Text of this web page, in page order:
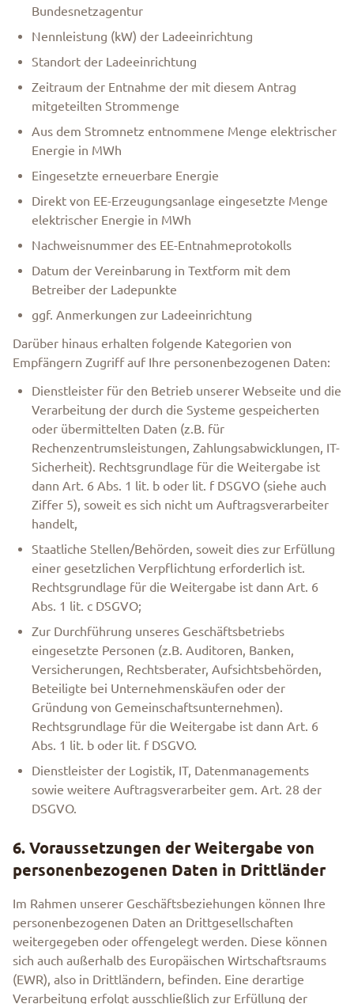
Bundesnetzagentur
Nennleistung (kW) der Ladeeinrichtung
Standort der Ladeeinrichtung
Zeitraum der Entnahme der mit diesem Antrag
mitgeteilten Strommenge
Aus dem Stromnetz entnommene Menge elektrischer
Energie in MWh
Eingesetzte erneuerbare Energie
Direkt von EE-Erzeugungsanlage eingesetzte Menge
elektrischer Energie in MWh
Nachweisnummer des EE-Entnahmeprotokolls
Datum der Vereinbarung in Textform mit dem
Betreiber der Ladepunkte
ggf. Anmerkungen zur Ladeeinrichtung
Darüber hinaus erhalten folgende Kategorien von
Empfängern Zugriff auf Ihre personenbezogenen Daten:
Dienstleister für den Betrieb unserer Webseite und die
Verarbeitung der durch die Systeme gespeicherten
oder übermittelten Daten (z.B. für
Rechenzentrumsleistungen, Zahlungsabwicklungen, IT-
Sicherheit). Rechtsgrundlage für die Weitergabe ist
dann Art. 6 Abs. 1 lit. b oder lit. f DSGVO (siehe auch
Ziffer 5), soweit es sich nicht um Auftragsverarbeiter
handelt,
Staatliche Stellen/Behörden, soweit dies zur Erfüllung
einer gesetzlichen Verpflichtung erforderlich ist.
Rechtsgrundlage für die Weitergabe ist dann Art. 6
Abs. 1 lit. c DSGVO;
Zur Durchführung unseres Geschäftsbetriebs
eingesetzte Personen (z.B. Auditoren, Banken,
Versicherungen, Rechtsberater, Aufsichtsbehörden,
Beteiligte bei Unternehmenskäufen oder der
Gründung von Gemeinschaftsunternehmen).
Rechtsgrundlage für die Weitergabe ist dann Art. 6
Abs. 1 lit. b oder lit. f DSGVO.
Dienstleister der Logistik, IT, Datenmanagements
sowie weitere Auftragsverarbeiter gem. Art. 28 der
DSGVO.
6. Voraussetzungen der Weitergabe von
personenbezogenen Daten in Drittländer
Im Rahmen unserer Geschäftsbeziehungen können Ihre
personenbezogenen Daten an Drittgesellschaften
weitergegeben oder offengelegt werden. Diese können
sich auch außerhalb des Europäischen Wirtschaftsraums
(EWR), also in Drittländern, befinden. Eine derartige
Verarbeitung erfolgt ausschließlich zur Erfüllung der